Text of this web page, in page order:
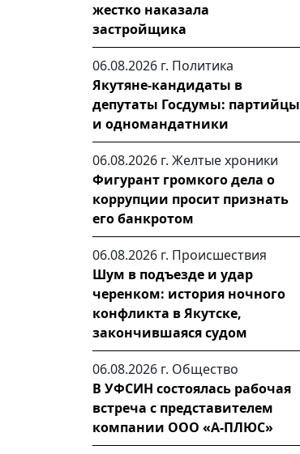
жестко наказала
застройщика
06.08.2026 г. Политика
Якутяне-кандидаты в
депутаты Госдумы: партийцы
и одномандатники
06.08.2026 г. Желтые хроники
Фигурант громкого дела о
коррупции просит признать
его банкротом
06.08.2026 г. Происшествия
Шум в подъезде и удар
черенком: история ночного
конфликта в Якутске,
закончившаяся судом
06.08.2026 г. Общество
В УФСИН состоялась рабочая
встреча с представителем
компании ООО «А-ПЛЮС»